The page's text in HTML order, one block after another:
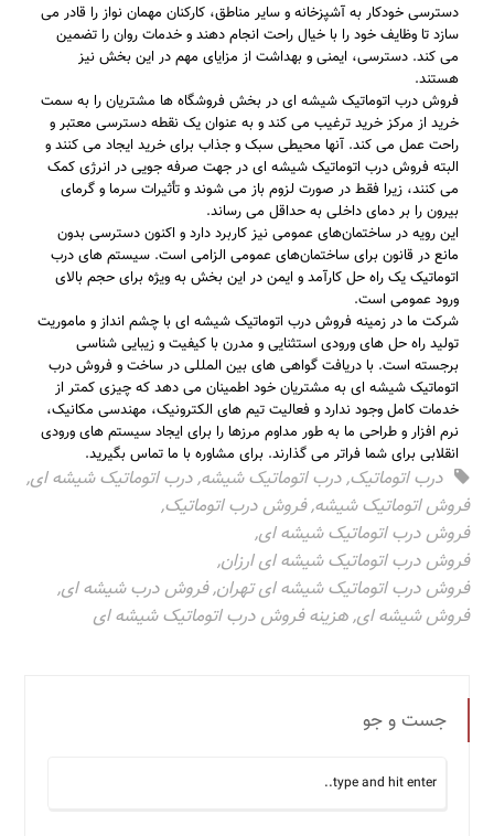
دسترسی خودکار به آشپزخانه و سایر مناطق، کارکنان مهمان نواز را قادر می
سازد تا وظایف خود را با خیال راحت انجام دهند و خدمات روان را تضمین
می کند. دسترسی، ایمنی و بهداشت از مزایای مهم در این بخش نیز
هستند.
فروش درب اتوماتیک شیشه ای در بخش فروشگاه ها مشتریان را به سمت
خرید از مرکز خرید ترغیب می کند و به عنوان یک نقطه دسترسی معتبر و
راحت عمل می کند. آنها محیطی سبک و جذاب برای خرید ایجاد می کنند و
البته فروش درب اتوماتیک شیشه ای در جهت صرفه جویی در انرژی کمک
می کنند، زیرا فقط در صورت لزوم باز می شوند و تأثیرات سرما و گرمای
بیرون را بر دمای داخلی به حداقل می رساند.
این رویه در ساختمان‌های عمومی نیز کاربرد دارد و اکنون دسترسی بدون
مانع در قانون برای ساختمان‌های عمومی الزامی است. سیستم های درب
اتوماتیک یک راه حل کارآمد و ایمن در این بخش به ویژه برای حجم بالای
ورود عمومی است.
شرکت ما در زمینه فروش درب اتوماتیک شیشه ای با چشم انداز و ماموریت
تولید راه حل های ورودی استثنایی و مدرن با کیفیت و زیبایی شناسی
برجسته است. با دریافت گواهی های بین المللی در ساخت و فروش درب
اتوماتیک شیشه ای به مشتریان خود اطمینان می دهد که چیزی کمتر از
خدمات کامل وجود ندارد و فعالیت تیم های الکترونیک، مهندسی مکانیک،
نرم افزار و طراحی ما به طور مداوم مرزها را برای ایجاد سیستم های ورودی
انقلابی برای شما فراتر می گذارند. برای مشاوره با ما تماس بگیرید.
درب اتوماتیک,درب اتوماتیک شیشه,درب اتوماتیک شیشه ای,
فروش اتوماتیک شیشه,فروش درب اتوماتیک,
فروش درب اتوماتیک شیشه ای,
فروش درب اتوماتیک شیشه ای ارزان,
فروش درب اتوماتیک شیشه ای تهران,فروش درب شیشه ای,
فروش شیشه ای,هزینه فروش درب اتوماتیک شیشه ای
جست و جو